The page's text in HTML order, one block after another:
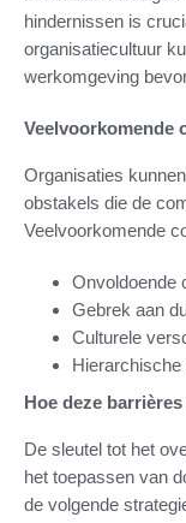
hindernissen is
organisatiecultuur
werkomgeving
Veelvoorkomende
Organisaties
obstakels die de
Veelvoorkomende
Onvoldoende
Gebrek aan
Culturele
Hoe deze
De sleutel tot het
het toepassen van
de volgende